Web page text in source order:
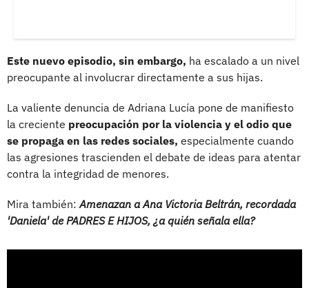
Este nuevo episodio, sin embargo, ha escalado a un nivel
preocupante al involucrar directamente a sus hijas.
La valiente denuncia de Adriana Lucía pone de manifiesto
la creciente preocupación por la violencia y el odio que
se propaga en las redes sociales, especialmente cuando
las agresiones trascienden el debate de ideas para atentar
contra la integridad de menores.
Mira también:Amenazan a Ana Victoria Beltrán, recordada
'Daniela' de PADRES E HIJOS, ¿a quién señala ella?